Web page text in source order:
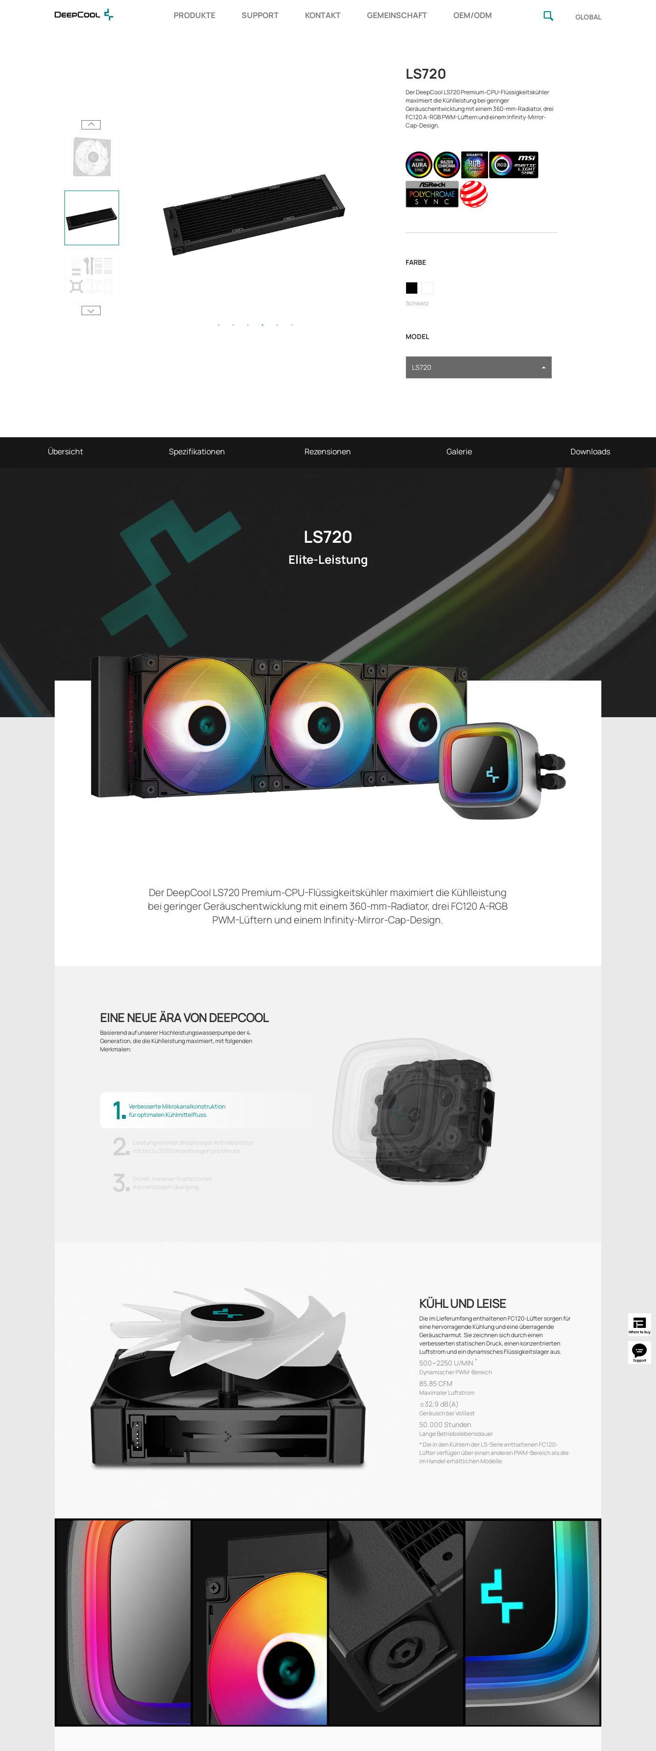
PRODUKTE SUPPORT KONTAKT GEMEINSCHAFT OEM/ODM GLOBAL
LS720
Der DeepCool LS720 Premium-CPU-Flüssigkeitskühler
maximiert die Kühlleistung bei geringer
Geräuschentwicklung mit einem 360-mm-Radiator, drei
FC120 A-RGB PWM-Lüftern und einem Infinity-Mirror-
Cap-Design.
FARBE
Schwarz
MODEL
LS720
Übersicht Spezifikationen Rezensionen Galerie Downloads
LS720
Elite-Leistung
Der DeepCool LS720 Premium-CPU-Flüssigkeitskühler maximiert die Kühlleistung
bei geringer Geräuschentwicklung mit einem 360-mm-Radiator, drei FC120 A-RGB
PWM-Lüftern und einem Infinity-Mirror-Cap-Design.
EINE NEUE ÄRA VON DEEPCOOL
Basierend auf unserer Hochleistungswasserpumpe der 4.
Generation, die die Kühlleistung maximiert, mit folgenden
Merkmalen:
1
Verbesserte Mikrokanalkonstruktion
für optimalen Kühlmittelfluss.
2
Leistungsstarker dreiphasiger Antriebsmotor
mit bis zu 3100 Umdrehungen pro Minute.
3
Dicker, massiver Kupfersockel
mit nahtlosem Übergang.
KÜHL UND LEISE
Die im Lieferumfang enthaltenen FC120-Lüfter sorgen für
eine hervorragende Kühlung und eine überragende
Geräuscharmut. Sie zeichnen sich durch einen
verbesserten statischen Druck, einen konzentrierten
Luftstrom und ein dynamisches Flüssigkeitslager aus.
500~2250 U/MIN *
Dynamischer PWM-Bereich
85,85 CFM
Maximaler Luftstrom
≤32,9 dB(A)
Geräusch bei Volllast
50.000 Stunden
Lange Betriebslebensdauer
* Die in den Kühlern der LS-Serie enthaltenen FC120-
Lüfter verfügen über einen anderen PWM-Bereich als die
im Handel erhältlichen Modelle.